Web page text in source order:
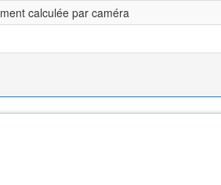
calculée par caméra